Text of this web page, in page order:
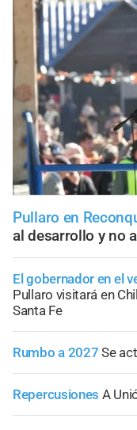
Pullaro en
al desarrollo y no
El gobernador en el
Pullaro visitará en
Santa Fe
Rumbo a 2027 Se
Repercusiones A